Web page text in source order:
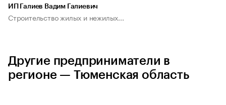
ИП Галиев Вадим Галиевич
Строительство жилых и нежилых...
Другие предприниматели в
регионе — Тюменская область